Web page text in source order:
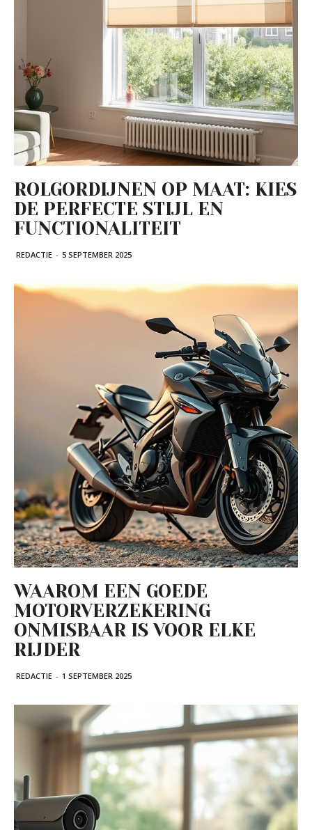
ROLGORDIJNEN OP MAAT: KIES
DE PERFECTE STIJL EN
FUNCTIONALITEIT
REDACTIE - 5 SEPTEMBER 2025
WAAROM EEN GOEDE
MOTORVERZEKERING
ONMISBAAR IS VOOR ELKE
RIJDER
REDACTIE - 1 SEPTEMBER 2025